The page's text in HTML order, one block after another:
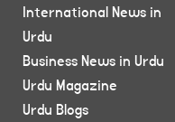
International News in
Urdu
Business News in Urdu
Urdu Magazine
Urdu Blogs